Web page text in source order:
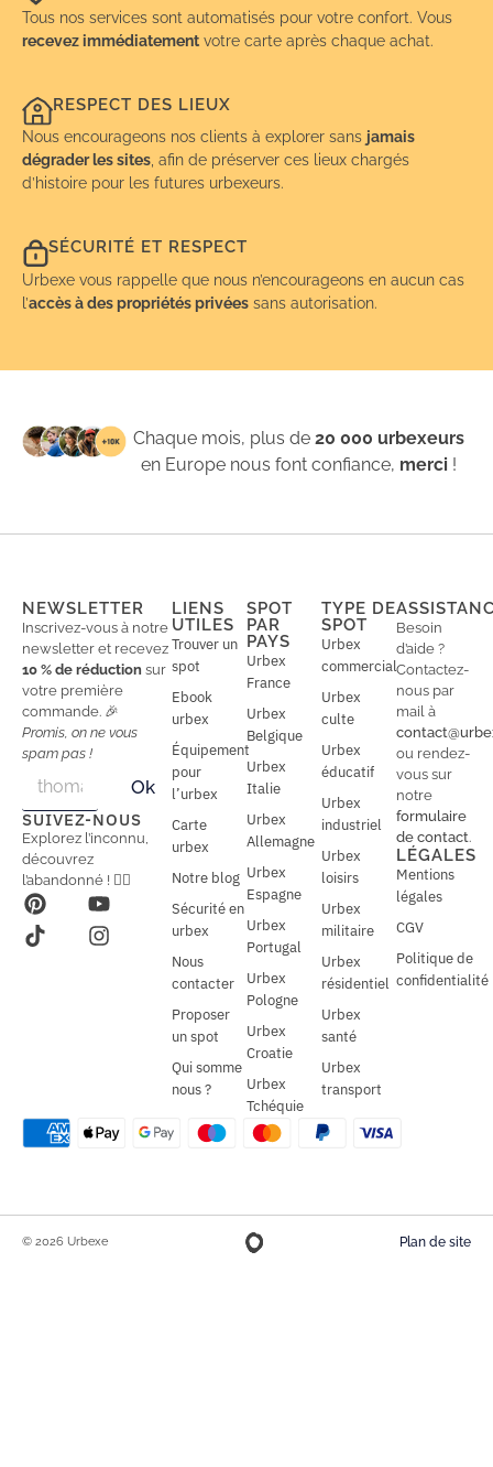
Tous nos services sont automatisés pour votre confort. Vous
recevez immédiatement votre carte après chaque achat.
RESPECT DES LIEUX
Nous encourageons nos clients à explorer sans jamais
dégrader les sites , afin de préserver ces lieux chargés
d’histoire pour les futures urbexeurs.
SÉCURITÉ ET RESPECT
Urbexe vous rappelle que nous n’encourageons en aucun cas
l’accès à des propriétés privées sans autorisation.
Chaque mois, plus de20 000 urbexeurs
en Europe nous font confiance, merci !
NEWSLETTER
Inscrivez-vous à notre
newsletter et recevez
10 % de réduction sur
votre première
commande. 🎉
Promis, on ne vous
spam pas !
a
i
l
a
i
l
*
Ok
SUIVEZ-NOUS
Explorez l’inconnu,
découvrez
l’abandonné ! 🕵️‍♂️
LIENS
UTILES
Trouver un
spot
Ebook
urbex
Équipement
pour
l’urbex
Carte
urbex
Notre blog
Sécurité en
urbex
Nous
contacter
Proposer
un spot
Qui somme
nous ?
SPOT
PAR
PAYS
Urbex
France
Urbex
Belgique
Urbex
Italie
Urbex
Allemagne
Urbex
Espagne
Urbex
Portugal
Urbex
Pologne
Urbex
Croatie
Urbex
Tchéquie
TYPE DE
SPOT
Urbex
commercial
Urbex
culte
Urbex
éducatif
Urbex
industriel
Urbex
loisirs
Urbex
militaire
Urbex
résidentiel
Urbex
santé
Urbex
transport
Besoin
d’aide ?
Contactez-
nous par
mail à
ou rendez-
vous sur
notre
formulaire
de contact.
LÉGALES
Mentions
légales
CGV
Politique de
confidentialité
© 2026 Urbexe Plan de site